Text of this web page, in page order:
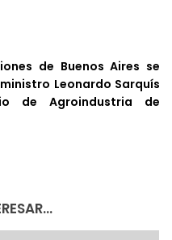
de Buenos Aires se
Leonardo Sarquís
de Agroindustria de